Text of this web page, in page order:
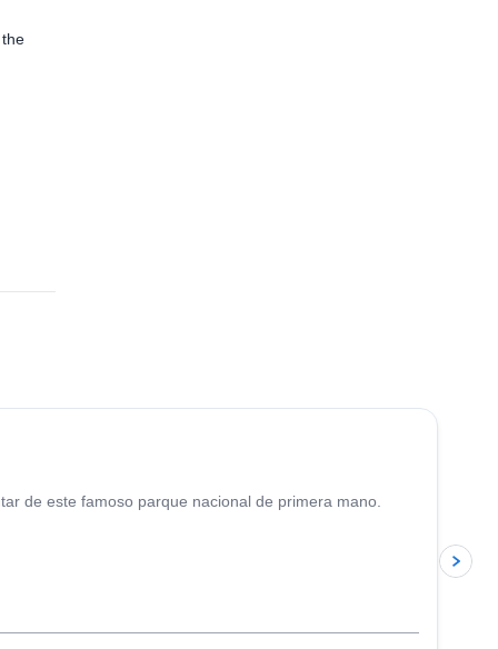
de este famoso parque nacional de primera mano.